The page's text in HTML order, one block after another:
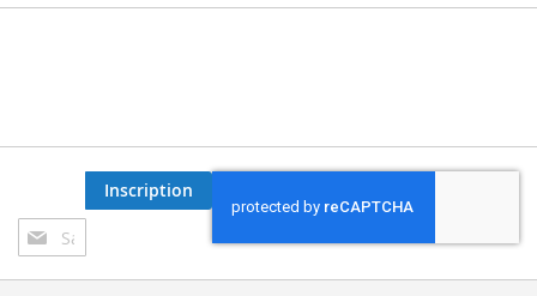
Inscription
à
notre
Inscription